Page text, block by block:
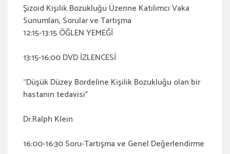
Şizoid Kişilik Bozukluğu Üzerine Katılımcı Vaka
Sunumları, Sorular ve Tartışma
12:15-13:15 ÖĞLEN YEMEĞİ
13:15-16:00 DVD İZLENCESİ
“Düşük Düzey Bordeline Kişilik Bozukluğu olan bir
hastanın tedavisi”
Dr.Ralph Klein
16:00-16:30 Soru-Tartışma ve Genel Değerlendirme